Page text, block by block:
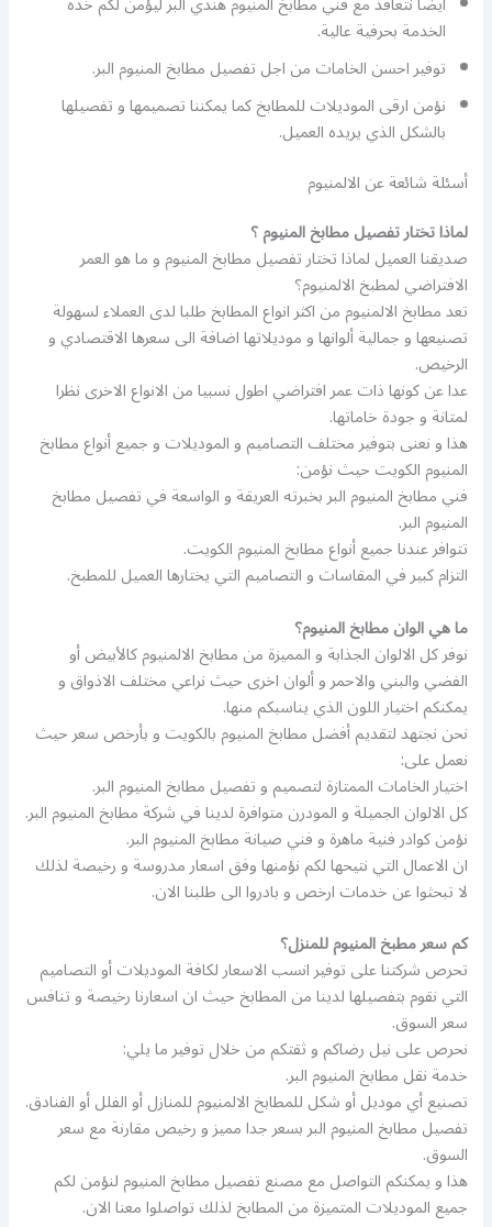
الخدمة بحرفية عالية.
توفير احسن الخامات من اجل تفصيل مطابخ المنيوم البر.
نؤمن ارقى الموديلات للمطابخ كما يمكننا تصميمها و تفصيلها
بالشكل الذي يريده العميل.
أسئلة شائعة عن الالمنيوم
لماذا تختار تفصيل مطابخ المنيوم ؟
صديقنا العميل لماذا تختار تفصيل مطابخ المنيوم و ما هو العمر
الافتراضي لمطبخ الالمنيوم؟
تعد مطابخ الالمنيوم من اكثر انواع المطابخ طلبا لدى العملاء لسهولة
تصنيعها و جمالية ألوانها و موديلاتها اضافة الى سعرها الاقتصادي و
الرخيص.
عدا عن كونها ذات عمر افتراضي اطول نسبيا من الانواع الاخرى نظرا
لمتانة و جودة خاماتها.
هذا و نعنى بتوفير مختلف التصاميم و الموديلات و جميع أنواع مطابخ
المنيوم الكويت حيث نؤمن:
فني مطابخ المنيوم البر بخبرته العريقة و الواسعة في تفصيل مطابخ
المنيوم البر.
تتوافر عندنا جميع أنواع مطابخ المنيوم الكويت.
التزام كبير في المقاسات و التصاميم التي يختارها العميل للمطبخ.
ما هي الوان مطابخ المنيوم؟
نوفر كل الالوان الجذابة و المميزة من مطابخ الالمنيوم كالأبيض أو
الفضي والبني والاحمر و ألوان اخرى حيث نراعي مختلف الاذواق و
يمكنكم اختيار اللون الذي يناسبكم منها.
نحن نجتهد لتقديم أفضل مطابخ المنيوم بالكويت و بأرخص سعر حيث
نعمل على:
اختيار الخامات الممتازة لتصميم و تفصيل مطابخ المنيوم البر.
كل الالوان الجميلة و المودرن متوافرة لدينا في شركة مطابخ المنيوم البر.
نؤمن كوادر فنية ماهرة و فني صيانة مطابخ المنيوم البر.
ان الاعمال التي نتيحها لكم نؤمنها وفق اسعار مدروسة و رخيصة لذلك
لا تبحثوا عن خدمات ارخص و بادروا الى طلبنا الان.
كم سعر مطبخ المنيوم للمنزل؟
تحرص شركتنا على توفير انسب الاسعار لكافة الموديلات أو التصاميم
التي نقوم بتفصيلها لدينا من المطابخ حيث ان اسعارنا رخيصة و تنافس
سعر السوق.
نحرص على نيل رضاكم و ثقتكم من خلال توفير ما يلي:
خدمة نقل مطابخ المنيوم البر.
تصنيع أي موديل أو شكل للمطابخ الالمنيوم للمنازل أو الفلل أو الفنادق.
تفصيل مطابخ المنيوم البر بسعر جدا مميز و رخيص مقارنة مع سعر
السوق.
هذا و يمكنكم التواصل مع مصنع تفصيل مطابخ المنيوم لنؤمن لكم
جميع الموديلات المتميزة من المطابخ لذلك تواصلوا معنا الان.